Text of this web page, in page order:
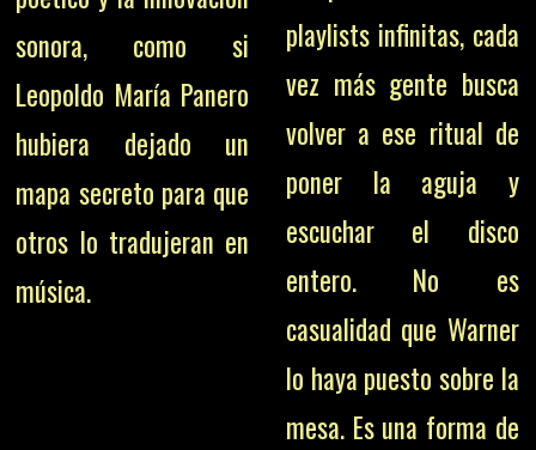
sonora, como si
Leopoldo María Panero
hubiera dejado un
mapa secreto para que
otros lo tradujeran en
música.
playlists infinitas, cada
vez más gente busca
volver a ese ritual de
poner la aguja y
escuchar el disco
entero. No es
casualidad que Warner
lo haya puesto sobre la
mesa. Es una forma de